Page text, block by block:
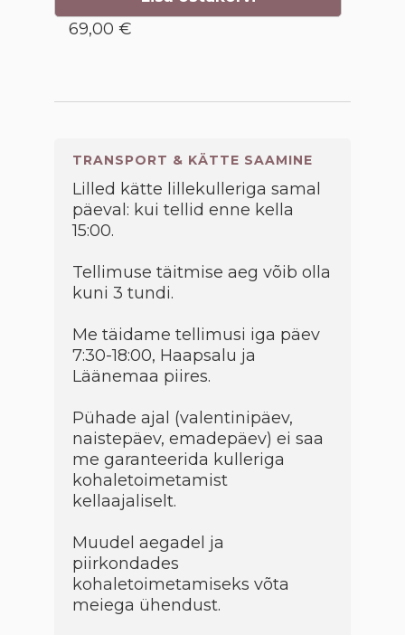
69,00 €
TRANSPORT & KÄTTE SAAMINE
Lilled kätte lillekulleriga samal
päeval: kui tellid enne kella
15:00.
Tellimuse täitmise aeg võib olla
kuni 3 tundi.
Me täidame tellimusi iga päev
7:30-18:00, Haapsalu ja
Läänemaa piires.
Pühade ajal (valentinipäev,
naistepäev, emadepäev) ei saa
me garanteerida kulleriga
kohaletoimetamist
kellaajaliselt.
Muudel aegadel ja
piirkondades
kohaletoimetamiseks võta
meiega ühendust.